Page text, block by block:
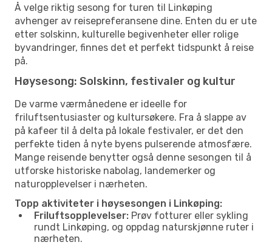
Å velge riktig sesong for turen til Linkøping
avhenger av reisepreferansene dine. Enten du er ute
etter solskinn, kulturelle begivenheter eller rolige
byvandringer, finnes det et perfekt tidspunkt å reise
på.
Høysesong: Solskinn, festivaler og kultur
De varme værmånedene er ideelle for
friluftsentusiaster og kultursøkere. Fra å slappe av
på kafeer til å delta på lokale festivaler, er det den
perfekte tiden å nyte byens pulserende atmosfære.
Mange reisende benytter også denne sesongen til å
utforske historiske nabolag, landemerker og
naturopplevelser i nærheten.
Topp aktiviteter i høysesongen i Linkøping:
Friluftsopplevelser: Prøv fotturer eller sykling
rundt Linkøping, og oppdag naturskjønne ruter i
nærheten.